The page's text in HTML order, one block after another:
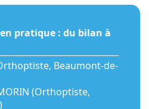
pratique : du bilan à
Beaumont-de-
(Orthoptiste,